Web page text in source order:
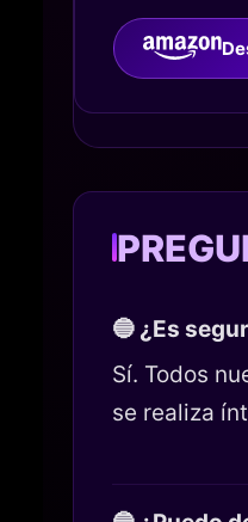
🔵 ¿Es
Sí. Todos
se realiza